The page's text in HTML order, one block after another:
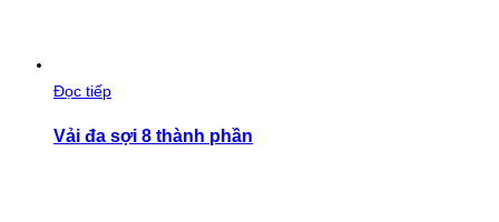
Đọc tiếp
Vải đa sợi 8 thành phần